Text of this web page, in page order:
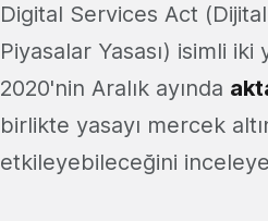
Digital Services Act
Piyasalar Yasası) isimli
2020'nin Aralık ayında
birlikte yasayı mercek
etkileyebileceğini